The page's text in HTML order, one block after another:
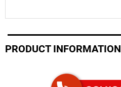
PRODUCT INFORMATION